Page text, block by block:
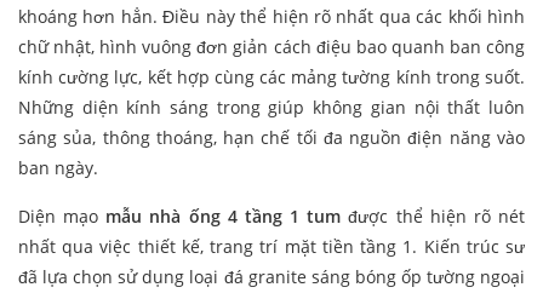
khoáng hơn hẳn. Điều này thể hiện rõ nhất qua các khối hình
chữ nhật, hình vuông đơn giản cách điệu bao quanh ban công
kính cường lực, kết hợp cùng các mảng tường kính trong suốt.
Những diện kính sáng trong giúp không gian nội thất luôn
sáng sủa, thông thoáng, hạn chế tối đa nguồn điện năng vào
ban ngày.
Diện mạo mẫu nhà ống 4 tầng 1 tum được thể hiện rõ nét
nhất qua việc thiết kế, trang trí mặt tiền tầng 1. Kiến trúc sư
đã lựa chọn sử dụng loại đá granite sáng bóng ốp tường ngoại